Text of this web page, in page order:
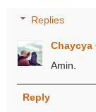
Replies
Chaycya
Amin.
Reply